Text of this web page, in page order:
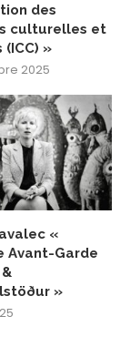
des
culturelles et
»
2025
«
Avant-Garde
»